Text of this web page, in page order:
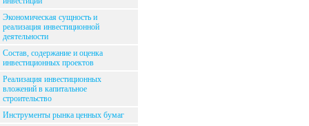
Экономическая сущность и
реализация инвестиционной
деятельности
Состав, содержание и оценка
инвестиционных проектов
Реализация инвестиционных
вложений в капитальное
строительство
Инструменты рынка ценных бумаг